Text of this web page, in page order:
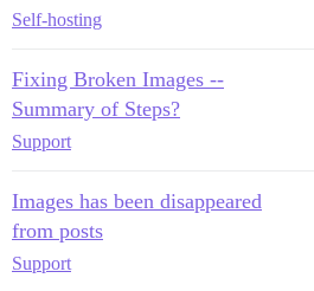
Self-hosting
Fixing Broken Images --
Summary of Steps?
Support
Images has been disappeared
from posts
Support